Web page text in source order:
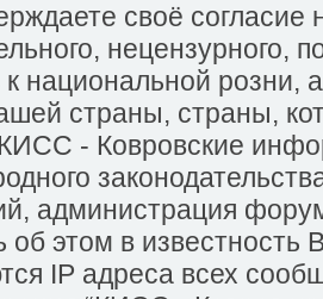
своё
нецензурного,
к национальной
страны, страны,
- Ковровские
администрация
об этом в
IP адреса всех